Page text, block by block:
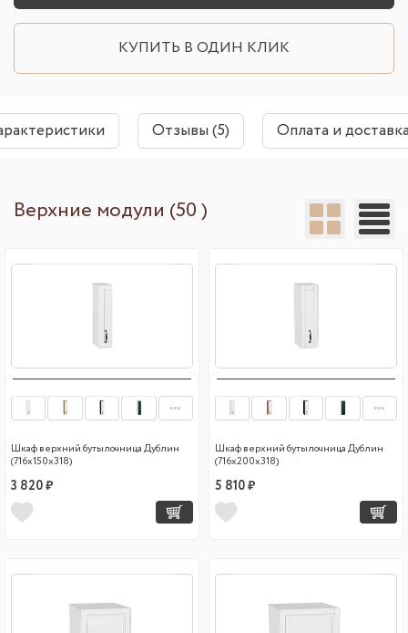
КУПИТЬ В ОДИН КЛИК
Отзывы (5) Оплата и
Верхние модули (50 )
Шкаф верхний бутылочница Дублин
(716х150х318)
3 820 ₽
Шкаф верхний бутылочница Дублин
(716х200х318)
5 810 ₽